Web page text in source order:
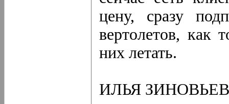
цену, сразу
вертолетов, как
них летать.
ИЛЬЯ ЗИНОВЬЕВ